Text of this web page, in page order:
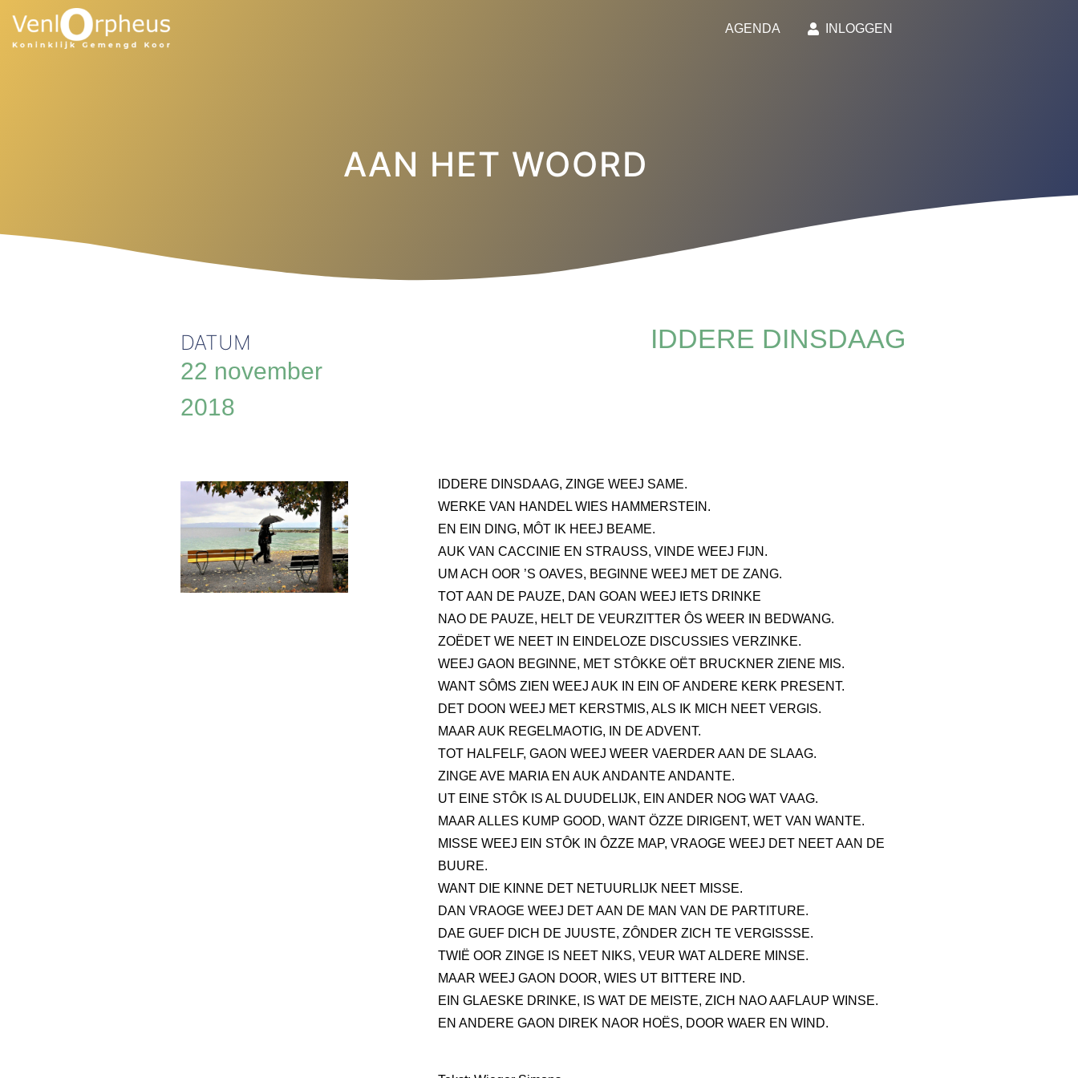
AGENDA INLOGGEN
AAN HET WOORD
DATUM
22 november
2018
IDDERE DINSDAAG
IDDERE DINSDAAG, ZINGE WEEJ SAME.
WERKE VAN HANDEL WIES HAMMERSTEIN.
EN EIN DING, MÔT IK HEEJ BEAME.
AUK VAN CACCINIE EN STRAUSS, VINDE WEEJ FIJN.
UM ACH OOR ’S OAVES, BEGINNE WEEJ MET DE ZANG.
TOT AAN DE PAUZE, DAN GOAN WEEJ IETS DRINKE
NAO DE PAUZE, HELT DE VEURZITTER ÔS WEER IN BEDWANG.
ZOËDET WE NEET IN EINDELOZE DISCUSSIES VERZINKE.
WEEJ GAON BEGINNE, MET STÔKKE OËT BRUCKNER ZIENE MIS.
WANT SÔMS ZIEN WEEJ AUK IN EIN OF ANDERE KERK PRESENT.
DET DOON WEEJ MET KERSTMIS, ALS IK MICH NEET VERGIS.
MAAR AUK REGELMAOTIG, IN DE ADVENT.
TOT HALFELF, GAON WEEJ WEER VAERDER AAN DE SLAAG.
ZINGE AVE MARIA EN AUK ANDANTE ANDANTE.
UT EINE STÔK IS AL DUUDELIJK, EIN ANDER NOG WAT VAAG.
MAAR ALLES KUMP GOOD, WANT ÖZZE DIRIGENT, WET VAN WANTE.
MISSE WEEJ EIN STÔK IN ÔZZE MAP, VRAOGE WEEJ DET NEET AAN DE
BUURE.
WANT DIE KINNE DET NETUURLIJK NEET MISSE.
DAN VRAOGE WEEJ DET AAN DE MAN VAN DE PARTITURE.
DAE GUEF DICH DE JUUSTE, ZÔNDER ZICH TE VERGISSSE.
TWIË OOR ZINGE IS NEET NIKS, VEUR WAT ALDERE MINSE.
MAAR WEEJ GAON DOOR, WIES UT BITTERE IND.
EIN GLAESKE DRINKE, IS WAT DE MEISTE, ZICH NAO AAFLAUP WINSE.
EN ANDERE GAON DIREK NAOR HOËS, DOOR WAER EN WIND.